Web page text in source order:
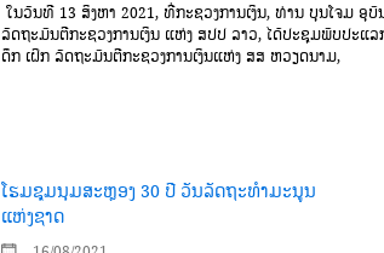
ໃນວັນທີ 13 ສິງຫາ 2021, ທີ່ກະຊວງການເງິນ, ທ່ານ ບຸນໂຈມ ອຸບົ
ລັດຖະມົນຕີກະຊວງການເງິນ ແຫ່ງ ສປປ ລາວ, ໄດ້ປະຊຸມພົບປະແ
ດຶກ ເຝິກ ລັດຖະມົນຕີກະຊວງການເງິນແຫ່ງ ສສ ຫວຽດນາມ,
ໂຮມຊຸມນຸມສະຫຼອງ 30 ປີ ວັນລັດຖະທຳມະນູນ
ແຫ່ງຊາດ